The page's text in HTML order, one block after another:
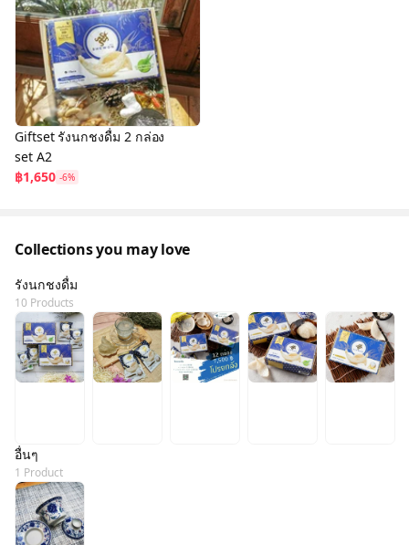
Giftset รังนกชงดื่ม 2 กล่อง
set A2
฿1,650 -6%
Collections you may love
รังนกชงดื่ม
10 Products
อื่นๆ
1 Product